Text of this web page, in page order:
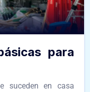
para
suceden en casa